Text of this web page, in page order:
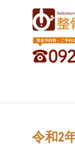
福岡
こり
ーツ
福岡市中央区
り、腰痛、変
へ。患者さん
だきます。ス
令和2